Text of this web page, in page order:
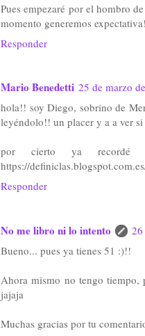
Pues empezaré por el hombro
momento generemos
Responder
Mario Benedetti 25 de marzo
hola!! soy Diego, sobrino de
leyéndolo!! un placer y a a ver
por cierto ya
https://
Responder
No me libro ni lo intento
26
Bueno... pues ya tienes 51 :)!!
Ahora mismo no tengo tiempo,
jajaja
Muchas gracias por tu